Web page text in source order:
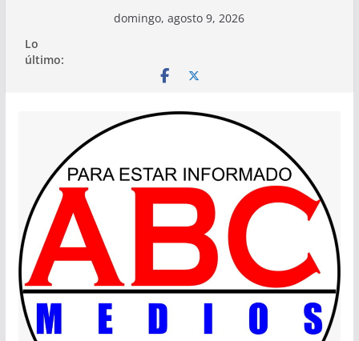
contenido
domingo, agosto 9, 2026
Lo
último: